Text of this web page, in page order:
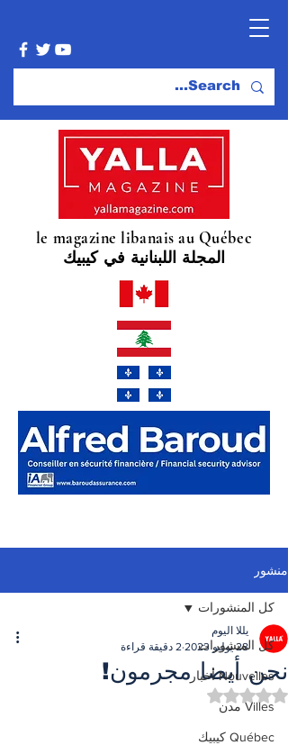
le magazine libanais au Québec
المجلة اللبنانية في كيبيك
منشور
كل المنشورات
Nouvelles أخبار
Villes مدن
Québec كيبيك
كل المنشورات
نحن أيضا مجرمون!
يللا اليوم
28 يوليو 2023
2 دقيقة قراءة
تم التقييم بـ ليس رقمًا من أصل 5 نجوم.